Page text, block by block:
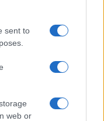
sent to
web or